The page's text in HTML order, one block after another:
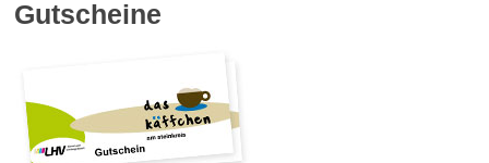
Gutscheine